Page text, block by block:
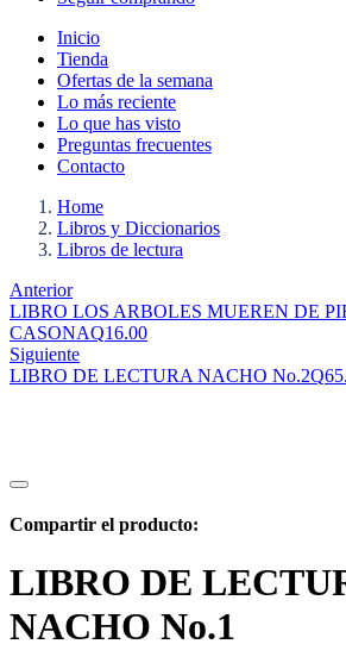
Inicio
Tienda
Ofertas de la semana
Lo más reciente
Lo que has visto
Preguntas frecuentes
Contacto
Home
Libros y Diccionarios
Libros de lectura
Anterior
LIBRO LOS ARBOLES MUEREN DE
CASONAQ16.00
Siguiente
LIBRO DE LECTURA NACHO No.2Q
Compartir el producto:
LIBRO DE
NACHO No.1